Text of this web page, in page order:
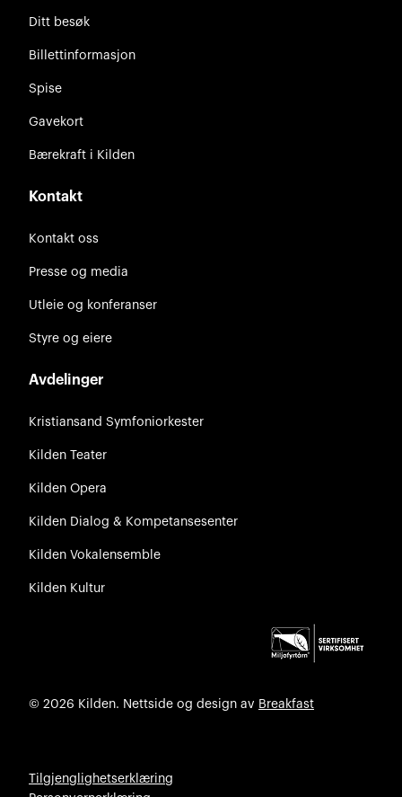
Ditt besøk
Billettinformasjon
Spise
Gavekort
Bærekraft i Kilden
Kontakt
Kontakt oss
Presse og media
Utleie og konferanser
Styre og eiere
Avdelinger
Kristiansand Symfoniorkester
Kilden Teater
Kilden Opera
Kilden Dialog & Kompetansesenter
Kilden Vokalensemble
Kilden Kultur
© 2026 Kilden. Nettside og design av Breakfast
Tilgjenglighetserklæring